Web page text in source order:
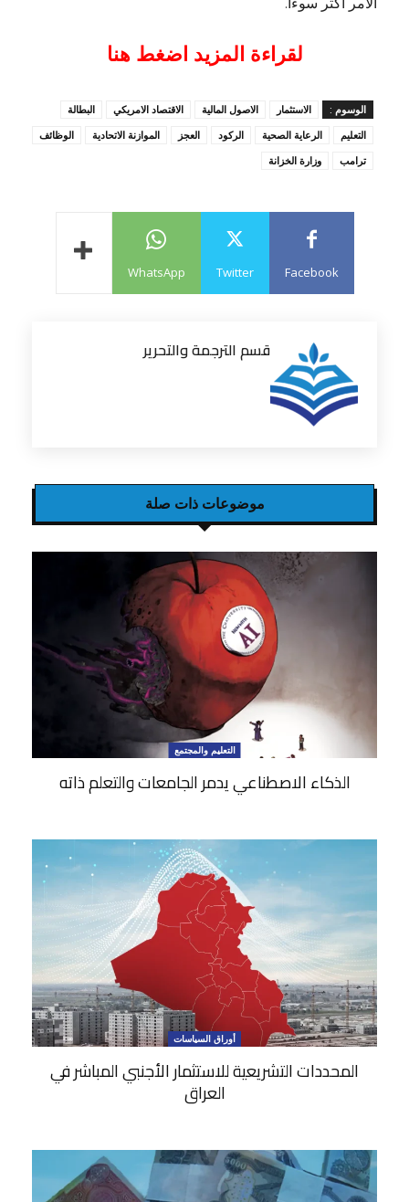
الأمر أكثر سوءاً.
لقراءة المزيد اضغط هنا
الوسوم : الاستثمار الاصول المالية الاقتصاد الامريكي
البطالة
التعليم
الرعاية الصحية الركود العجز الموازنة الاتحادية
الوظائف
ترامب
وزارة الخزانة
Facebook
Twitter
WhatsApp
قسم الترجمة والتحرير
موضوعات ذات صلة
التعليم والمجتمع
الذكاء الاصطناعي يدمر الجامعات والتعلم ذاته
أوراق السياسات
المحددات التشريعية للاستثمار الأجنبي المباشر في
العراق